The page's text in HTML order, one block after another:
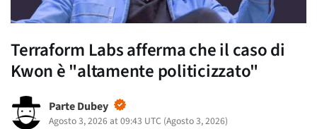
Terraform Labs afferma che il caso di
Kwon è "altamente politicizzato"
Parte Dubey
Agosto 3, 2026 at 09:43 UTC (Agosto 3, 2026)